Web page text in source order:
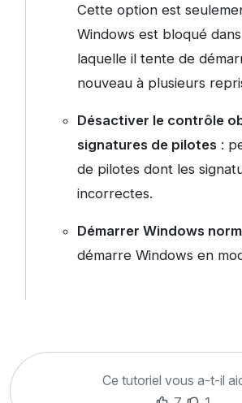
Cette option est
Windows est bloqué
laquelle il tente de
nouveau à plusieurs
Désactiver le contrôle
signatures de pilotes:
de pilotes dont les
incorrectes.
Démarrer Windows
démarre Windows en
Ce tutoriel vous a-t-il